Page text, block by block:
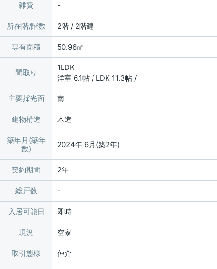
雑費
所在階/階数 2階 / 2階建
専有面積 50.96㎡
間取り
1LDK
洋室 6.1帖 / LDK 11.3帖 /
主要採光面 南
建物構造 木造
築年月(築年
数)
2024年 6月(築2年)
契約期間 2年
総戸数
入居可能日 即時
現況 空家
取引態様 仲介